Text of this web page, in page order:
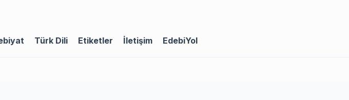
Türk Dili Etiketler İletişim EdebiYol